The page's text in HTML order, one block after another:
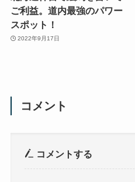
ご利益。道内最強のパワー
スポット！
2022年9月17日
コメント
コメントする